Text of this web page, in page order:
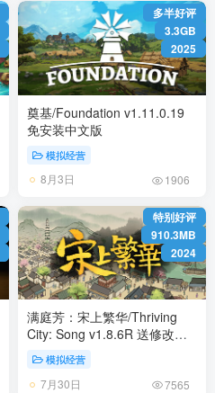
多半好评
3.3GB
2025
奠基/Foundation v1.11.0.19
免安装中文版
模拟经营
8月3日 1906
特别好评
910.3MB
2024
满庭芳：宋上繁华/Thriving
City: Song v1.8.6R 送修改器
免安装中文版
模拟经营
7月30日 7565